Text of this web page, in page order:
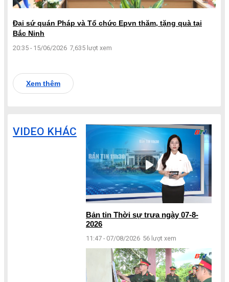
Đại sứ quán Pháp và Tổ chức Epvn thăm, tặng quà tại
Bắc Ninh
20:35 - 15/06/2026 7,635 lượt xem
Xem thêm
VIDEO KHÁC
Bản tin Thời sự trưa ngày 07-8-
2026
11:47 - 07/08/2026 56 lượt xem